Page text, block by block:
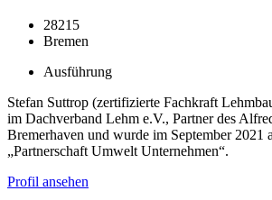
28215
Bremen
Ausführung
Stefan Suttrop (zertifizierte Fachkraft
im Dachverband Lehm e.V., Partner des
Bremerhaven und wurde im September 2021
„Partnerschaft Umwelt Unternehmen“.
Profil ansehen